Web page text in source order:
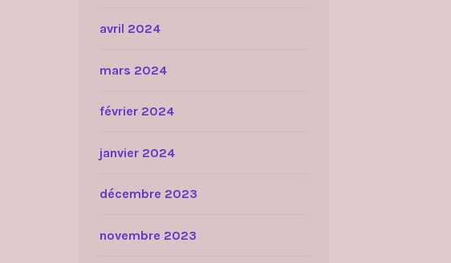
avril 2024
mars 2024
février 2024
janvier 2024
décembre 2023
novembre 2023